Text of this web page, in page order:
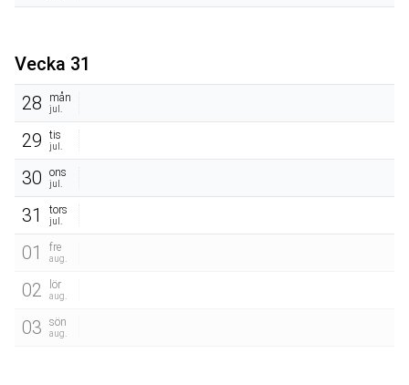
Vecka 31
28
mån
jul.
29 tis
jul.
30 ons
jul.
31 tors
jul.
01 fre
aug.
02 lör
aug.
03 sön
aug.